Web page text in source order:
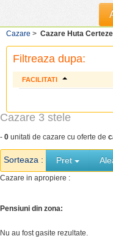
Cazare > Cazare Huta
Filtreaza dupa:
FACILITATI
Cazare 3 stele
- 0 unitati de cazare cu oferte de
Sorteaza : Pret
Cazare in apropiere :
Pensiuni din zona:
Nu au fost gasite rezultate.